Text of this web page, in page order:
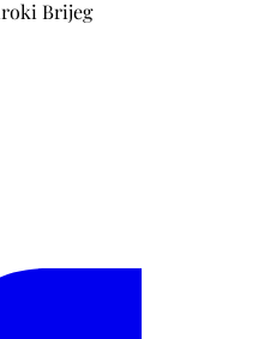
Brijeg